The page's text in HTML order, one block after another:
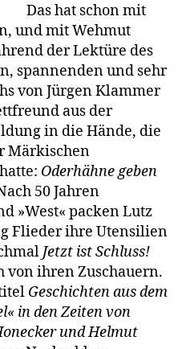
Das hat schon mit
und mit Wehmut
der Lektüre des
spannenden und sehr
von Jürgen Klammer
aus der
in die Hände, die
Märkischen
Oderhähne geben
50 Jahren
»West« packen Lutz
Flieder ihre Utensilien
Jetzt ist Schluss!
von ihren Zuschauern.
Geschichten aus dem
in den Zeiten von
und Helmut